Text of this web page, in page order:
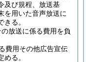
及び規程、放送基
を用いた音声放送に
る。
放送に係る費用を負
費用その他広告宣伝
る。